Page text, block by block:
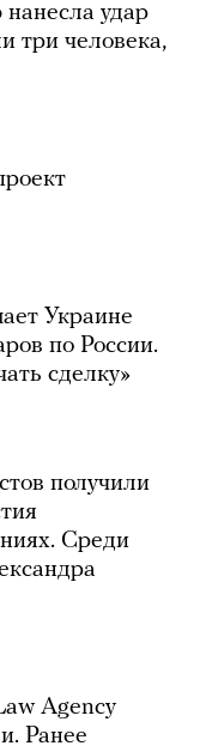
нанесла удар
три человека,
Украине
по России.
сделку»
получили
Среди
Agency
Ранее